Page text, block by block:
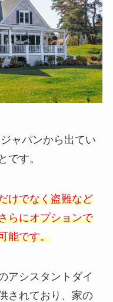
ャパンから出てい
です。
けでなく盗難など
らにオプションで
能です。
アシスタントダイ
されており、家の